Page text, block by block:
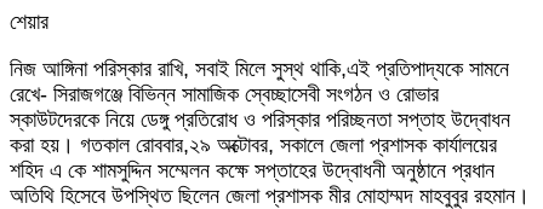
শেয়ার
via
Email
নিজ আঙ্গিনা পরিস্কার রাখি, সবাই মিলে সুস্থ থাকি,এই প্রতিপাদ্যকে সামনে
রেখে- সিরাজগঞ্জে বিভিন্ন সামাজিক স্বেচ্ছাসেবী সংগঠন ও রোভার
স্কাউটদেরকে নিয়ে ডেঙ্গু প্রতিরোধ ও পরিস্কার পরিচ্ছনতা সপ্তাহ উদ্বোধন
করা হয়। গতকাল রোববার,২৯ অক্টোবর, সকালে জেলা প্রশাসক কার্যালয়ের
শহিদ এ কে শামসুদ্দিন সম্মেলন কক্ষে সপ্তাহের উদ্বোধনী অনুষ্ঠানে প্রধান
অতিথি হিসেবে উপস্থিত ছিলেন জেলা প্রশাসক মীর মোহাম্মদ মাহবুবুর রহমান।